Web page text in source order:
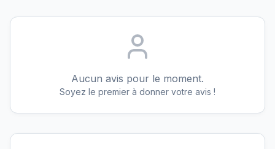
Aucun avis pour le moment.
Soyez le premier à donner votre avis !